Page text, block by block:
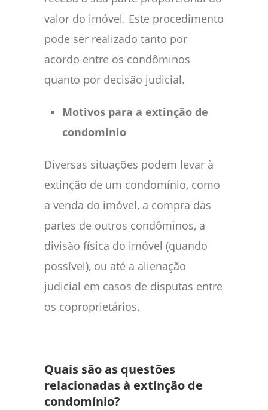
valor do imóvel. Este procedimento
pode ser realizado tanto por
acordo entre os condôminos
quanto por decisão judicial.
Motivos para a extinção de
condomínio
Diversas situações podem levar à
extinção de um condomínio, como
a venda do imóvel, a compra das
partes de outros condôminos, a
divisão física do imóvel (quando
possível), ou até a alienação
judicial em casos de disputas entre
os coproprietários.
Quais são as questões
relacionadas à extinção de
condomínio?